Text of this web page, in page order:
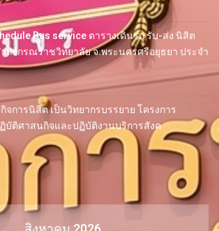
Bus service ตารางเดินรถ รับ-ส่ง นิสิต
ลงกรณราชวิทยาลัย จ.พระนครศรีอยุธยา ประจำ
จการนิสิต เป็นวิทยากรบรรยาย โครงการ
บัติศาสนกิจและปฏิบัติงานบริการสังค